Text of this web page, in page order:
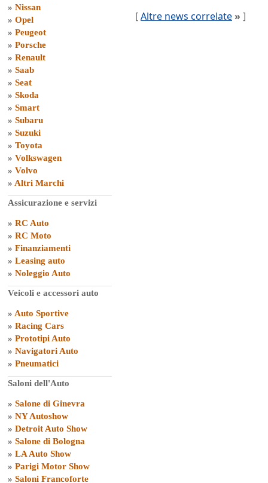
» Nissan
» Opel
» Peugeot
» Porsche
» Renault
» Saab
» Seat
» Skoda
» Smart
» Subaru
» Suzuki
» Toyota
» Volkswagen
» Volvo
» Altri Marchi
Assicurazione e servizi
» RC Auto
» RC Moto
» Finanziamenti
» Leasing auto
» Noleggio Auto
Veicoli e accessori auto
» Auto Sportive
» Racing Cars
» Prototipi Auto
» Navigatori Auto
» Pneumatici
Saloni dell'Auto
» Salone di Ginevra
» NY Autoshow
» Detroit Auto Show
» Salone di Bologna
» LA Auto Show
» Parigi Motor Show
» Saloni Francoforte
[Altre news correlate » ]